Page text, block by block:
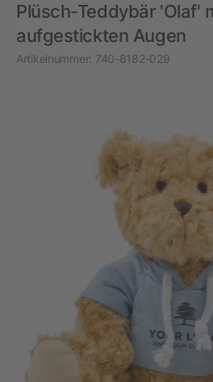
Plüsch-Teddybär 'Olaf'
aufgestickten Augen
Artikelnummer: 740-8182-029